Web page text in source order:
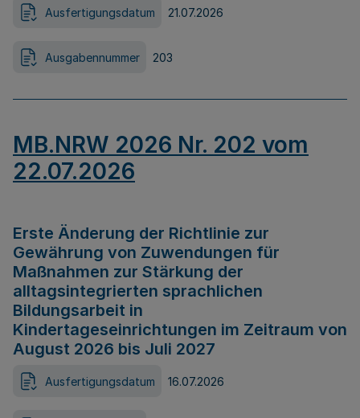
Ausfertigungsdatum 21.07.2026
Ausgabennummer 203
MB.NRW 2026 Nr. 202 vom
22.07.2026
Erste Änderung der Richtlinie zur
Gewährung von Zuwendungen für
Maßnahmen zur Stärkung der
alltagsintegrierten sprachlichen
Bildungsarbeit in
Kindertageseinrichtungen im Zeitraum von
August 2026 bis Juli 2027
Ausfertigungsdatum 16.07.2026